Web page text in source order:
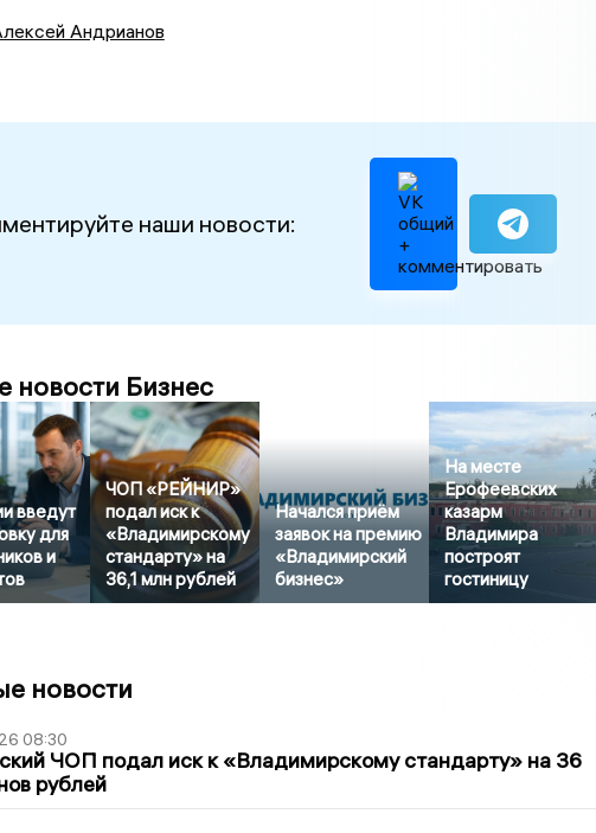
Андрианов
наши новости:
новости Бизнес
введут
для
и
ЧОП «РЕЙНИР»
подал иск к
«Владимирскому
стандарту» на
36,1 млн рублей
Начался приём
заявок на премию
«Владимирский
бизнес»
На месте
Ерофеевских
казарм
Владимира
построят
гостиницу
новости
08:30
ЧОП подал иск к «Владимирскому стандарту» на 36
рублей